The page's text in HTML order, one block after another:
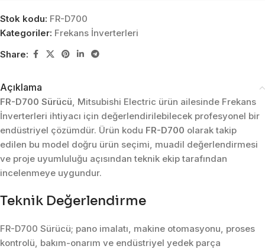
Stok kodu: FR-D700
Kategoriler: Frekans İnverterleri
Share:
Açıklama
FR-D700 Sürücü, Mitsubishi Electric ürün ailesinde Frekans
İnverterleri ihtiyacı için değerlendirilebilecek profesyonel bir
endüstriyel çözümdür. Ürün kodu FR-D700 olarak takip
edilen bu model doğru ürün seçimi, muadil değerlendirmesi
ve proje uyumluluğu açısından teknik ekip tarafından
incelenmeye uygundur.
Teknik Değerlendirme
FR-D700 Sürücü; pano imalatı, makine otomasyonu, proses
kontrolü, bakım-onarım ve endüstriyel yedek parça